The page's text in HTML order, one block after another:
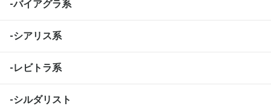
-バイアグラ系
-シアリス系
-レビトラ系
-シルダリスト